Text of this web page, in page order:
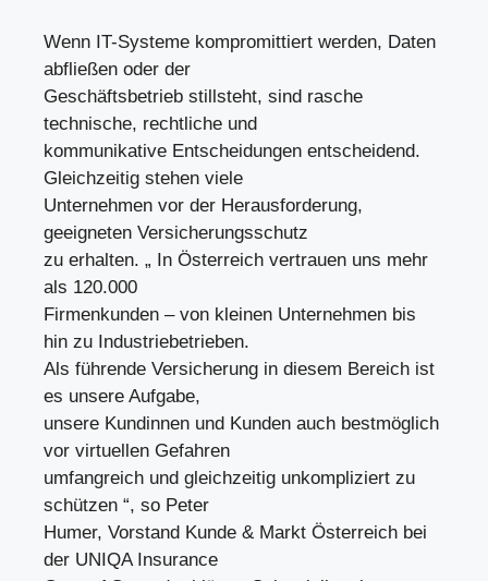
Wenn IT-Systeme kompromittiert werden, Daten
abfließen oder der
Geschäftsbetrieb stillsteht, sind rasche
technische, rechtliche und
kommunikative Entscheidungen entscheidend.
Gleichzeitig stehen viele
Unternehmen vor der Herausforderung,
geeigneten Versicherungsschutz
zu erhalten. „ In Österreich vertrauen uns mehr
als 120.000
Firmenkunden – von kleinen Unternehmen bis
hin zu Industriebetrieben.
Als führende Versicherung in diesem Bereich ist
es unsere Aufgabe,
unsere Kundinnen und Kunden auch bestmöglich
vor virtuellen Gefahren
umfangreich und gleichzeitig unkompliziert zu
schützen “, so Peter
Humer, Vorstand Kunde & Markt Österreich bei
der UNIQA Insurance